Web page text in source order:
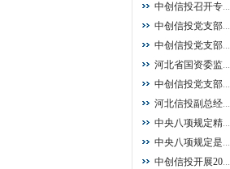
中创信投召开专...
中创信投党支部...
中创信投党支部...
河北省国资委监...
中创信投党支部...
河北信投副总经...
中央八项规定精...
中央八项规定是...
中创信投开展20...